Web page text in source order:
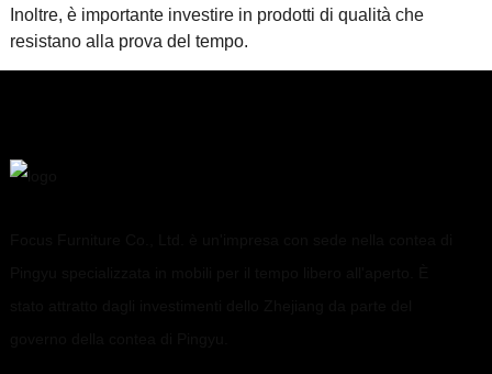
Inoltre, è importante investire in prodotti di qualità che
resistano alla prova del tempo.